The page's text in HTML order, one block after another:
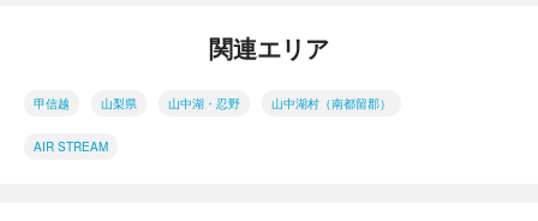
関連エリア
甲信越 山梨県 山中湖・忍野 山中湖村（南都留郡）
AIR STREAM